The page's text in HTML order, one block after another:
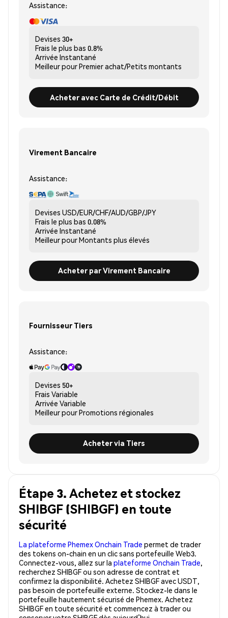
Assistance:
Devises 30+
Frais le plus bas 0.8%
Arrivée Instantané
Meilleur pourPremier achat/Petits montants
Acheter avec Carte de Crédit/Débit
Virement Bancaire
Assistance:
Devises USD/EUR/CHF/AUD/GBP/JPY
Frais le plus bas 0.08%
Arrivée Instantané
Meilleur pourMontants plus élevés
Acheter par Virement Bancaire
Fournisseur Tiers
Assistance:
Devises 50+
Frais Variable
Arrivée Variable
Meilleur pourPromotions régionales
Acheter via Tiers
Étape 3. Achetez et stockez
SHIBGF (SHIBGF) en toute
sécurité
La plateforme Phemex Onchain Trade permet de trader
des tokens on-chain en un clic sans portefeuille Web3.
Connectez-vous, allez sur la plateforme Onchain Trade,
recherchez SHIBGF ou son adresse de contrat et
confirmez la disponibilité. Achetez SHIBGF avec USDT,
pas besoin de portefeuille externe. Stockez-le dans le
portefeuille hautement sécurisé de Phemex. Achetez
SHIBGF en toute sécurité et commencez à trader ou